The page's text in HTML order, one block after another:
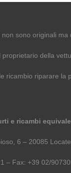
non sono originali ma
della
ricambio riparare la
e ricambi
6 – 20085
– Fax: +39 02/